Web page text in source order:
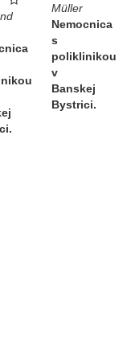
Müller
Nemocnica
s
poliklinikou
v
Banskej
Bystrici.